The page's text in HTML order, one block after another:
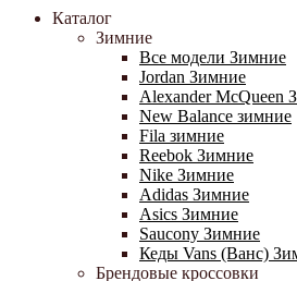
Каталог
Зимние
Все модели Зимние
Jordan Зимние
Alexander McQueen
New Balance зимние
Fila зимние
Reebok Зимние
Nike Зимние
Adidas Зимние
Asics Зимние
Saucony Зимние
Кеды Vans (Ванс)
Брендовые кроссовки